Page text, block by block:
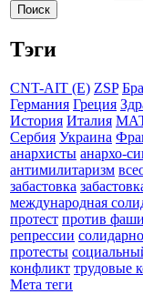
Тэги
CNT-AIT (E) ZSP
Германия Греция
История Италия
Сербия Украина
анархисты анархо-
антимилитаризм
забастовка
международная
протест против
репрессии
протесты
конфликт трудовые
Мета теги